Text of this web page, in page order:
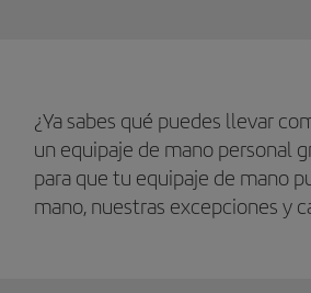
¿Ya sabes qué puedes llevar
un equipaje de mano personal
para que tu equipaje de mano
mano, nuestras excepciones y